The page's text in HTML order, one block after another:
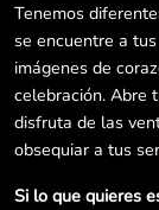
Tenemos
se encuentre a
imágenes de
celebración. Abre
disfruta de las
obsequiar a tus
Si lo que quieres